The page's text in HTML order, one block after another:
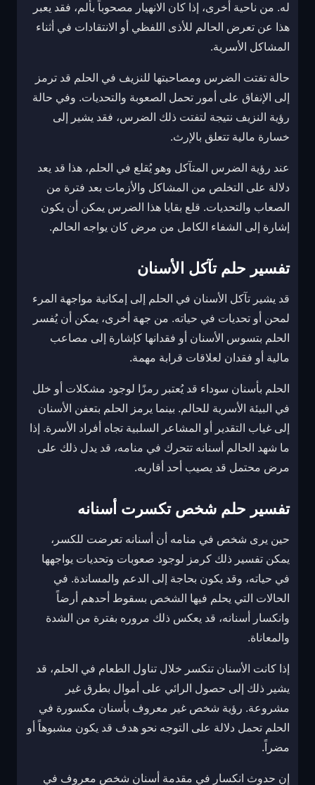
له. من ناحية أخرى، إذا كان الانهيار مصحوباً بألم، فقد يعبر
هذا عن تعرض الحالم للأذى اللفظي أو الانتقادات في أثناء
المشاكل الأسرية.
حالة تفتت الضرس ومصاحبتها للنزيف في الحلم قد ترمز
إلى الإنفاق على أمور تحمل الصعوبة والتحديات. وفي حالة
رؤية النزيف نتيجة لتفتت ذلك الضرس، فقد يشير إلى
خسارة مالية تتعلق بالإرث.
عند رؤية الضرس المتآكل وهو يُقلع في الحلم، هذا قد يعد
دلالة على التخلص من المشاكل والأزمات بعد فترة من
الصعاب والتحديات. قلع بقايا هذا الضرس يمكن أن يكون
إشارة إلى الشفاء الكامل من مرض كان يواجه الحالم.
تفسير حلم تآكل الأسنان
قد يشير تآكل الأسنان في الحلم إلى إمكانية مواجهة المرء
لمحن أو تحديات في حياته. من جهة أخرى، يمكن أن يُفسر
الحلم بتسوس الأسنان أو فقدانها كإشارة إلى مصاعب
مالية أو فقدان لعلاقات قرابة مهمة.
الحلم بأسنان سوداء قد يُعتبر رمزًا لوجود مشكلات أو خلل
في البيئة الأسرية للحالم. بينما يرمز الحلم بتعفن الأسنان
إلى غياب التقدير أو المشاعر السلبية تجاه أفراد الأسرة. إذا
ما شهد الحالم أسنانه تتحرك في منامه، قد يدل ذلك على
مرض محتمل قد يصيب أحد أقاربه.
تفسير حلم شخص تكسرت أسنانه
حين يرى شخص في منامه أن أسنانه تعرضت للكسر،
يمكن تفسير ذلك كرمز لوجود صعوبات وتحديات يواجهها
في حياته، وقد يكون بحاجة إلى الدعم والمساندة. في
الحالات التي يحلم فيها الشخص بسقوط أحدهم أرضاً
وانكسار أسنانه، قد يعكس ذلك مروره بفترة من الشدة
والمعاناة.
إذا كانت الأسنان تنكسر خلال تناول الطعام في الحلم، قد
يشير ذلك إلى حصول الرائي على أموال بطرق غير
مشروعة. رؤية شخص غير معروف بأسنان مكسورة في
الحلم تحمل دلالة على التوجه نحو هدف قد يكون مشبوهاً أو
مضراً.
إن حدوث انكسار في مقدمة أسنان شخص معروف في